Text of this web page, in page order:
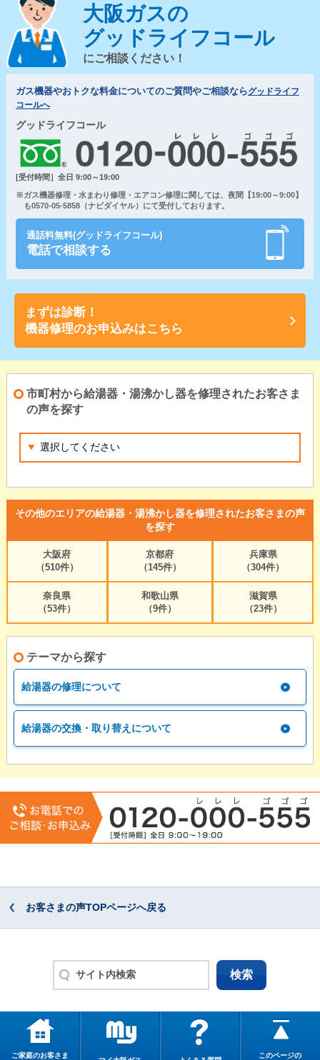
大阪ガスの
グッドライフコール
にご相談ください！
ガス機器やおトクな料金についてのご質問やご相談ならグッドライフ
コールへ
グッドライフコール
[受付時間］全日 9:00～19:00
※ガス機器修理・水まわり修理・エアコン修理に関しては、夜間【19:00～9:00】
も0570-05-5858（ナビダイヤル）にて受付しております。
通話料無料(グッドライフコール)
電話で相談する
まずは診断！
機器修理のお申込みはこちら
市町村から給湯器・湯沸かし器を修理されたお客さま
の声を探す
その他のエリアの給湯器・湯沸かし器を修理されたお客さまの声
を探す
大阪府
（510件）
京都府
（145件）
兵庫県
（304件）
奈良県
（53件）
和歌山県
（9件）
滋賀県
（23件）
テーマから探す
給湯器の修理について
給湯器の交換・取り替えについて
お客さまの声TOPページへ戻る
ご家庭のお客さま
このページの